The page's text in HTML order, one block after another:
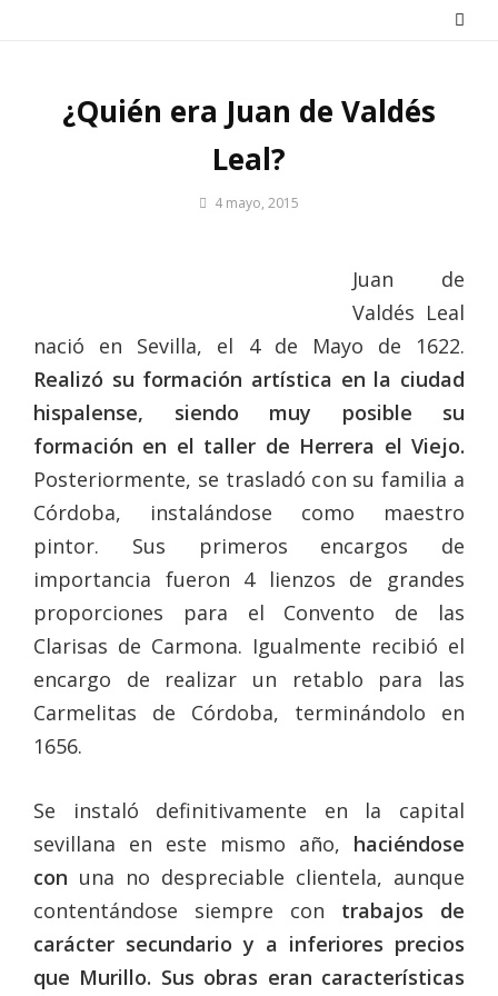
¿Quién era Juan de Valdés
Leal?
Por4 mayo, 2015
Juan de
Valdés Leal
nació en Sevilla, el 4 de Mayo de 1622.
Realizó su formación artística en la ciudad
hispalense, siendo muy posible su
formación en el taller de Herrera el Viejo.
Posteriormente, se trasladó con su familia a
Córdoba, instalándose como maestro
pintor. Sus primeros encargos de
importancia fueron 4 lienzos de grandes
proporciones para el Convento de las
Clarisas de Carmona. Igualmente recibió el
encargo de realizar un retablo para las
Carmelitas de Córdoba, terminándolo en
1656.
Se instaló definitivamente en la capital
sevillana en este mismo año, haciéndose
con una no despreciable clientela, aunque
contentándose siempre con trabajos de
carácter secundario y a inferiores precios
que Murillo. Sus obras eran características